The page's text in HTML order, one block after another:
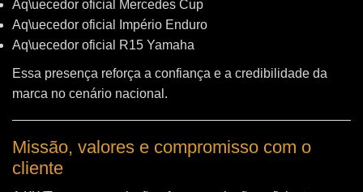
Aq\uecedor oficial Mercedes Cup
Aq\uecedor oficial Império Enduro
Aq\uecedor oficial R15 Yamaha
Essa presença reforça a confiança e a credibilidade da
marca no cenário nacional.
Missão, valores e compromisso com o
cliente